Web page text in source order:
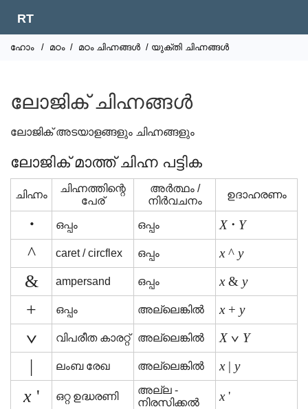
RT
ഹോം / മഠം / മഠം ചിഹ്നങ്ങൾ / യുക്തി ചിഹ്നങ്ങൾ
ലോജിക് ചിഹ്നങ്ങൾ
ലോജിക് അടയാളങ്ങളും ചിഹ്നങ്ങളും
ലോജിക് മാത്ത് ചിഹ്ന പട്ടിക
ചിഹ്നം
ചിഹ്നത്തിന്റെ
പേര്
അർത്ഥം /
നിർവചനം
ഉദാഹരണം
⋅ ഒപ്പം ഒപ്പം X ⋅ Y
^ caret / circflex ഒപ്പം x^ y
& ampersand ഒപ്പം x& y
+ ഒപ്പം അല്ലെങ്കിൽ x+ y
∨ വിപരീത കാരറ്റ് അല്ലെങ്കിൽ X ∨ Y
| ലംബ രേഖ അല്ലെങ്കിൽ x| y
x' ഒറ്റ ഉദ്ധരണി
അല്ല -
നിരസിക്കൽ
x'